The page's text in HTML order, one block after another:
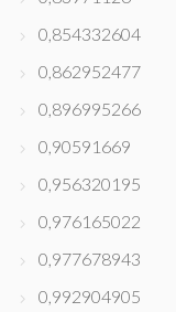
0,854332604
0,862952477
0,896995266
0,90591669
0,956320195
0,976165022
0,977678943
0,992904905